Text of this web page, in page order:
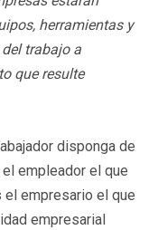
herramientas y
trabajo a
que resulte
disponga de
empleador el que
empresario el que
empresarial